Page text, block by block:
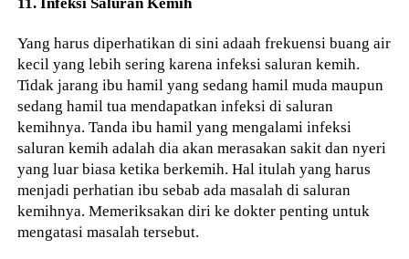
Yang harus diperhatikan di sini adaah frekuensi buang air
kecil yang lebih sering karena infeksi saluran kemih.
Tidak jarang ibu hamil yang sedang hamil muda maupun
sedang hamil tua mendapatkan infeksi di saluran
kemihnya. Tanda ibu hamil yang mengalami infeksi
saluran kemih adalah dia akan merasakan sakit dan nyeri
yang luar biasa ketika berkemih. Hal itulah yang harus
menjadi perhatian ibu sebab ada masalah di saluran
kemihnya. Memeriksakan diri ke dokter penting untuk
mengatasi masalah tersebut.